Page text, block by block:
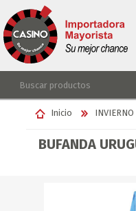
REGISTRARSE
LISTA DE DESEOS
Inicio INVIERNO
BUFANDA